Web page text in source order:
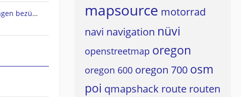
Osmand Typefile Änderungen bezüglich dieses Thread....., mögliche Fehlerquelle warum es nicht gehen kann... mapsource motorrad
navi navigation nüvi
openstreetmap oregon
oregon 600 oregon 700 osm
poi qmapshack route routen